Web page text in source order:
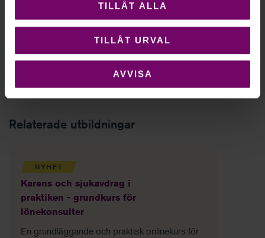
TILLÅT ALLA
TILLÅT URVAL
AVVISA
Relaterade utbildningar
NYHET
Karens och sjukavdrag i
praktiken - grundkurs för
lönekonsulter
En grundläggande och praktisk onlinekurs för